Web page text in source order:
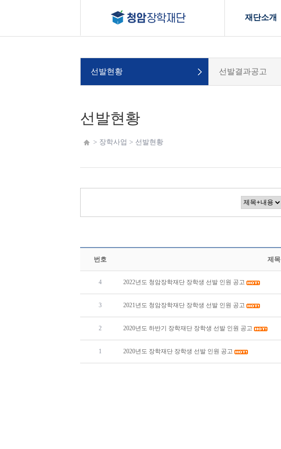
재단소개
선발현황 선발결과공고
선발현황
> 장학사업 > 선발현황
번호 제목
4 2022년도 청암장학재단 장학생 선발 인원 공고
3 2021년도 청암장학재단 장학생 선발 인원 공고
2 2020년도 하반기 장학재단 장학생 선발 인원 공고
1 2020년도 장학재단 장학생 선발 인원 공고